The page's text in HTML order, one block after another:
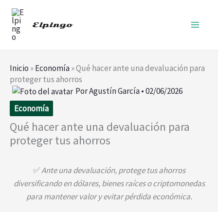
contenido
Elpingo
Inicio »Economía»Qué hacer ante una devaluación para
proteger tus ahorros
PorAgustín García•02/06/2026
Economía
Qué hacer ante una devaluación para
proteger tus ahorros
✅Ante una devaluación, protege tus ahorros
diversificando en dólares, bienes raíces o criptomonedas
para mantener valor y evitar pérdida económica.